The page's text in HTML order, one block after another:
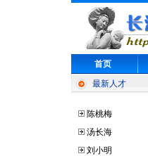
首页
最新人才
陈桃梅
汤长海
刘小明